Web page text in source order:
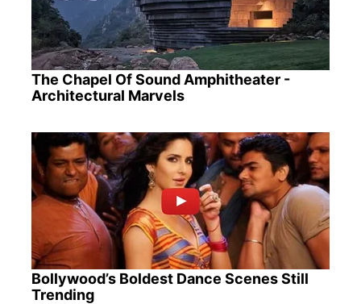
The Chapel Of Sound Amphitheater -
Architectural Marvels
Bollywood’s Boldest Dance Scenes Still
Trending